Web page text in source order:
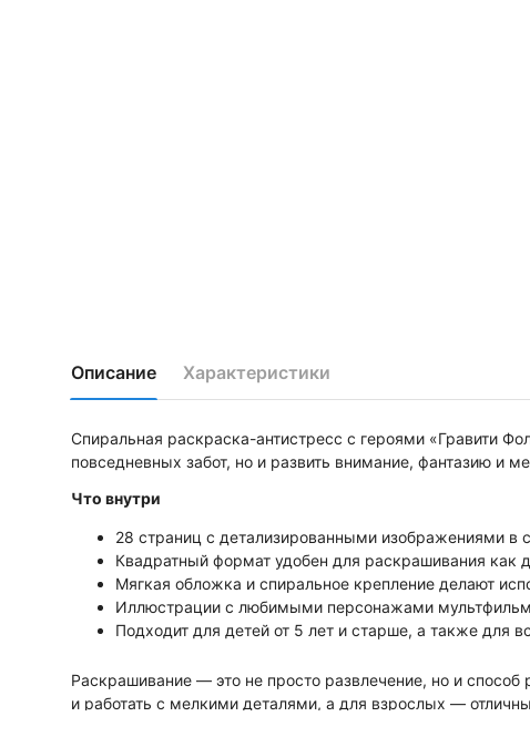
Описание Характеристики
Спиральная раскраска-антистресс с героями «Гравити
повседневных забот, но и развить внимание, фантазию и
Что внутри
28 страниц с детализированными изображениями в
Квадратный формат удобен для раскрашивания как
Мягкая обложка и спиральное крепление делают
Иллюстрации с любимыми персонажами
Подходит для детей от 5 лет и старше, а также для
Раскрашивание — это не просто развлечение, но и
и работать с мелкими деталями, а для взрослых —